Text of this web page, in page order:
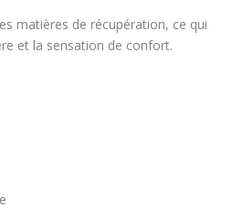
matières de récupération, ce qui
et la sensation de confort.